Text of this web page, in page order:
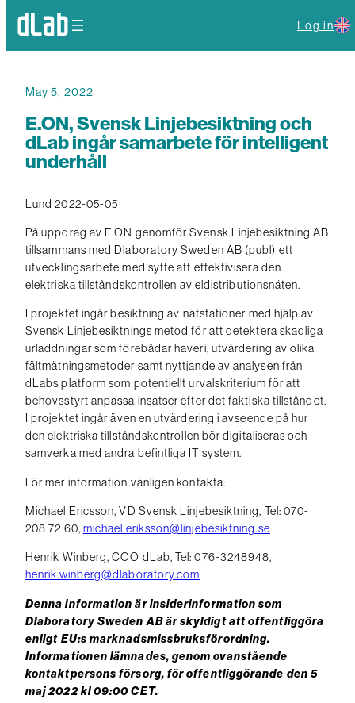
Log in
May 5, 2022
E.ON, Svensk Linjebesiktning och
dLab ingår samarbete för intelligent
underhåll
Lund 2022-05-05
På uppdrag av E.ON genomför Svensk Linjebesiktning AB
tillsammans med Dlaboratory Sweden AB (publ) ett
utvecklingsarbete med syfte att effektivisera den
elektriska tillståndskontrollen av eldistributionsnäten.
I projektet ingår besiktning av nätstationer med hjälp av
Svensk Linjebesiktnings metod för att detektera skadliga
urladdningar som förebådar haveri, utvärdering av olika
fältmätningsmetoder samt nyttjande av analysen från
dLabs platform som potentiellt urvalskriterium för att
behovsstyrt anpassa insatser efter det faktiska tillståndet.
I projektet ingår även en utvärdering i avseende på hur
den elektriska tillståndskontrollen bör digitaliseras och
samverka med andra befintliga IT system.
För mer information vänligen kontakta:
Michael Ericsson, VD Svensk Linjebesiktning, Tel: 070-
208 72 60, michael.eriksson@linjebesiktning.se
Henrik Winberg, COO dLab, Tel: 076-3248948,
henrik.winberg@dlaboratory.com
Denna information är insiderinformation som
Dlaboratory Sweden AB är skyldigt att offentliggöra
enligt EU:s marknadsmissbruksförordning.
Informationen lämnades, genom ovanstående
kontaktpersons försorg, för offentliggörande den 5
maj 2022 kl 09:00 CET.